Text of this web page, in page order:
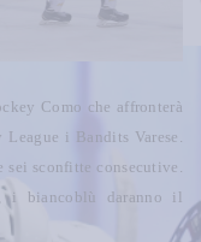
Como che affronterà
i Bandits Varese.
sconfitte consecutive.
i biancoblù daranno il